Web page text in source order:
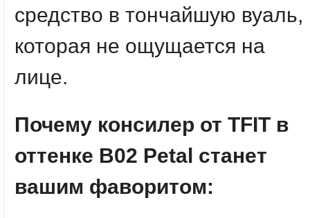
средство в тончайшую вуаль,
которая не ощущается на
лице.
Почему консилер от TFIT в
оттенке B02 Petal станет
вашим фаворитом: